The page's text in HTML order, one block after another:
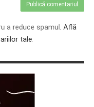
a reduce spamul. Află
tale.